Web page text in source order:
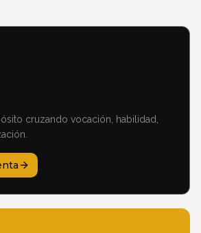
cruzando vocación, habilidad,